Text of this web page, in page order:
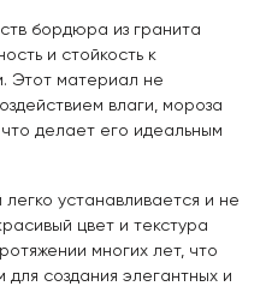
бордюра из гранита
и стойкость к
Этот материал не
влаги, мороза
делает его идеальным
устанавливается и не
цвет и текстура
многих лет, что
создания элегантных и